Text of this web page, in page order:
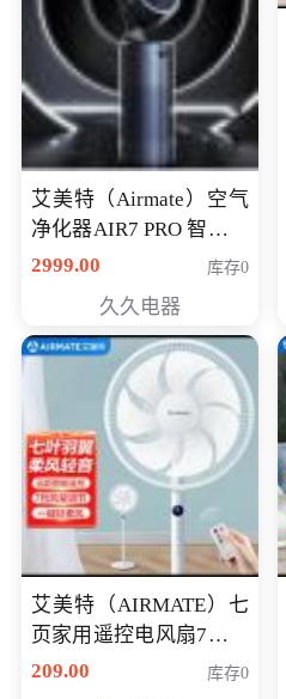
艾美特（Airmate）空气
净化器AIR7 PRO 智能全
屋空气循环负离子旗舰
2999.00 库存0
久久电器
艾美特（AIRMATE）七
页家用遥控电风扇7档风
量空气循环摇头立式落
209.00 库存0